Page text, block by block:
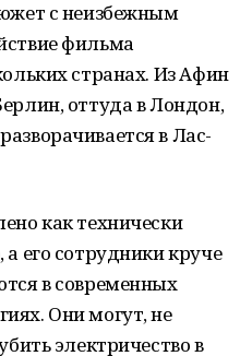
с неизбежным
фильма
странах. Из Афин
оттуда в Лондон,
в Лас-
как технически
его сотрудники круче
в современных
Они могут, не
электричество в